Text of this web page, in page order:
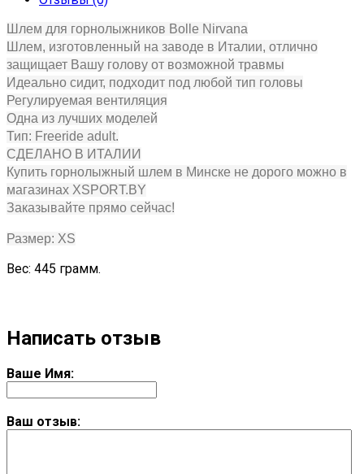
Шлем для горнолыжников Bolle Nirvana
Шлем, изготовленный на заводе в Италии, отлично
защищает Вашу голову от возможной травмы
Идеально сидит, подходит под любой тип головы
Регулируемая вентиляция
Одна из лучших моделей
Тип: Freeride adult.
СДЕЛАНО В ИТАЛИИ
Купить горнолыжный шлем в Минске не дорого можно в
магазинах XSPORT.BY
Заказывайте прямо сейчас!
Размер: XS
Вес: 445 грамм.
Написать отзыв
Ваше Имя:
Ваш отзыв: